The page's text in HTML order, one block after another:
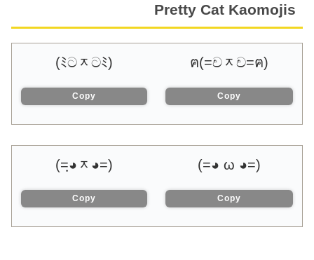
Pretty Cat Kaomojis
ฅ(=චᆽච=ฅ)
Copy
(ﾐටᆽටﾐ)
Copy
(=◕ ω ◕=)
Copy
(=◕ᆽ◕ฺ=)
Copy